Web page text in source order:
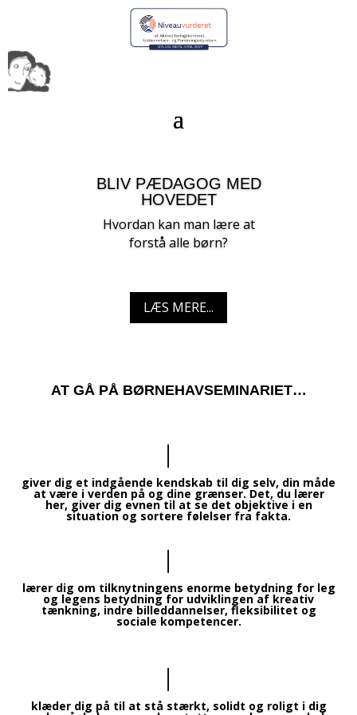
BLIV PÆDAGOG MED
HOVEDET
Hvordan kan man lære at
forstå alle børn?
LÆS MERE...
AT GÅ PÅ BØRNEHAVSEMINARIET…
giver dig et indgående kendskab til dig selv, din måde
at være i verden på og dine grænser. Det, du lærer
her, giver dig evnen til at se det objektive i en
situation og sortere følelser fra fakta.
lærer dig om tilknytningens enorme betydning for leg
og legens betydning for udviklingen af kreativ
tænkning, indre billeddannelser, fleksibilitet og
sociale kompetencer.
klæder dig på til at stå stærkt, solidt og roligt i dig